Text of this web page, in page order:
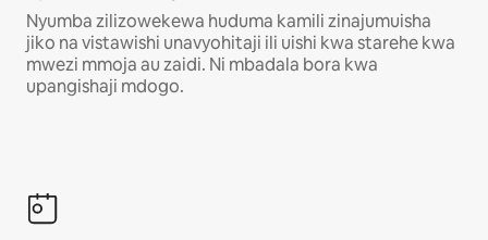
Nyumba zilizowekewa huduma kamili zinajumuisha
jiko na vistawishi unavyohitaji ili uishi kwa starehe kwa
mwezi mmoja au zaidi. Ni mbadala bora kwa
upangishaji mdogo.